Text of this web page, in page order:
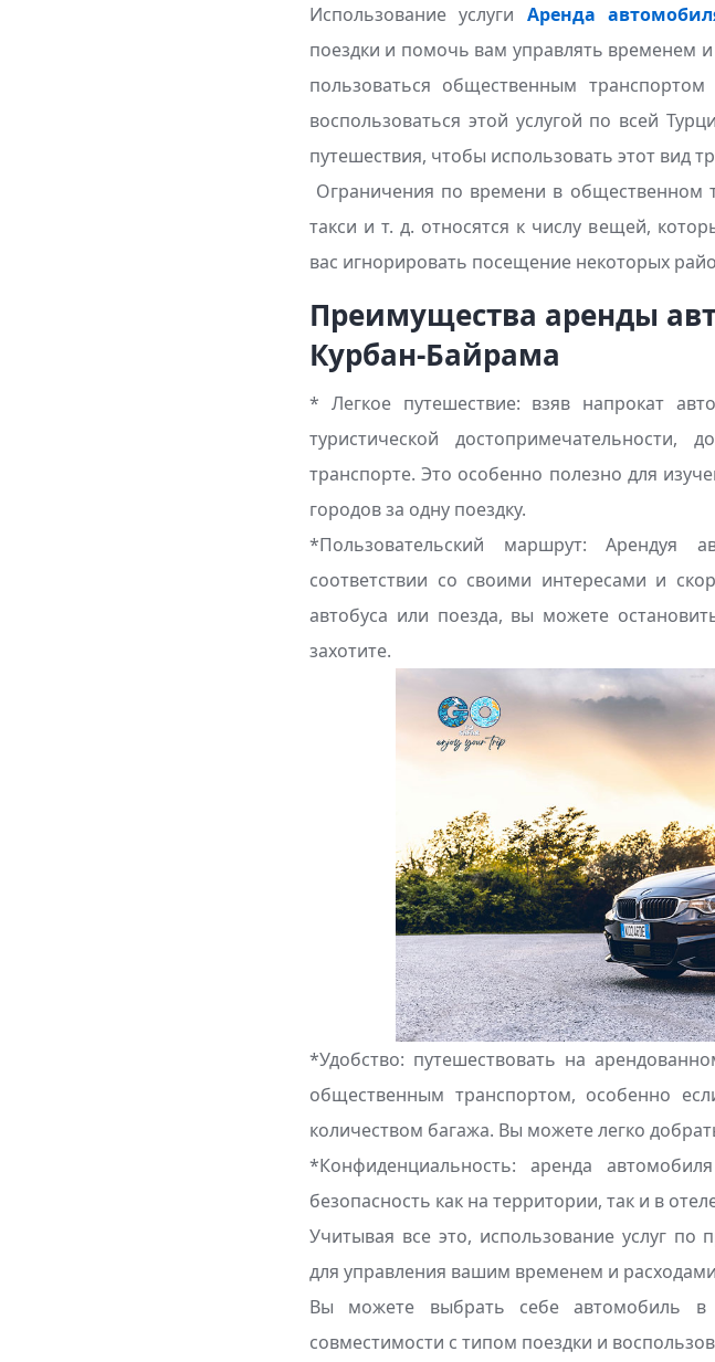
Использование услуги Аренда
поездки и помочь вам управлять временем
пользоваться общественным
воспользоваться этой услугой по всей
путешествия, чтобы использовать этот вид
Ограничения по времени в общественном
такси и т. д. относятся к числу вещей,
вас игнорировать посещение некоторых
Преимущества аренды
Курбан-Байрама
* Легкое путешествие: взяв напрокат
туристической
транспорте. Это особенно полезно для
городов за одну поездку.
*Пользовательский маршрут:
соответствии со своими интересами и
автобуса или поезда, вы можете
захотите.
*Удобство: путешествовать на
общественным транспортом, особенно
количеством багажа. Вы можете легко
*Конфиденциальность: аренда
безопасность как на территории, так и в
Учитывая все это, использование услуг
для управления вашим временем и
Вы можете выбрать себе автомобиль в
совместимости с типом поездки и